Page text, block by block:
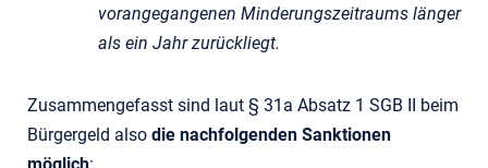
vorangegangenen Minderungszeitraums länger
als ein Jahr zurückliegt.
Zusammengefasst sind laut § 31a Absatz 1 SGB II beim
Bürgergeld also die nachfolgenden Sanktionen